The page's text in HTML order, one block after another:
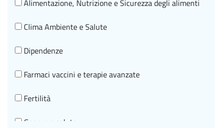
Alimentazione, Nutrizione e Sicurezza degli alimenti
Clima Ambiente e Salute
Dipendenze
Farmaci vaccini e terapie avanzate
Fertilità
Genere e salute